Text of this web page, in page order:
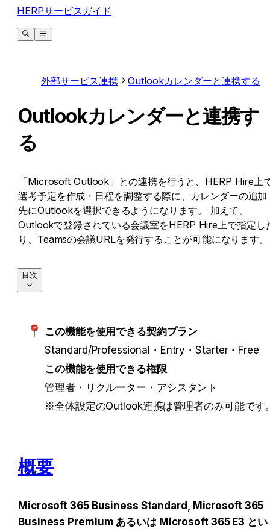
HERPサービスガイド
外部サービス連携 Outlookカレンダーと連携する
Outlookカレンダーと連携す
る
「Microsoft Outlook」との連携を行うと、HERP Hire上
選考予定を作成・日程を調整する際に、カレンダーの追加
先にOutlookを選択できるようになります。 加えて、
Outlookで登録されている会議室をHERP Hire上で指定し
り、Teamsの会議URLを発行することが可能になります。
この機能を使用できる契約プラン
Standard/Professional・Entry・Starter・Free
この機能を使用できる権限
管理者・リクルーター・アシスタント
※全体設定のOutlook連携は管理者のみ可能です
概要
Microsoft 365 Business Standard, Microsoft 365
Business Premium あるいは Microsoft 365 E3 とい
目次